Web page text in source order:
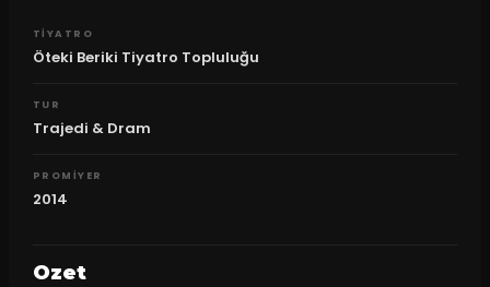
TIYATRO
Öteki Beriki Tiyatro Topluluğu
TUR
Trajedi & Dram
PROMIYER
2014
Ozet